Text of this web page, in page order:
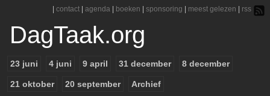
contact agenda boeken sponsoring meest gelezen rss
DagTaak.org
23 juni 4 juni 9 april 31 december 8 december
21 oktober 20 september Archief